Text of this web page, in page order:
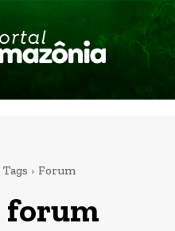
Tags Forum
forum